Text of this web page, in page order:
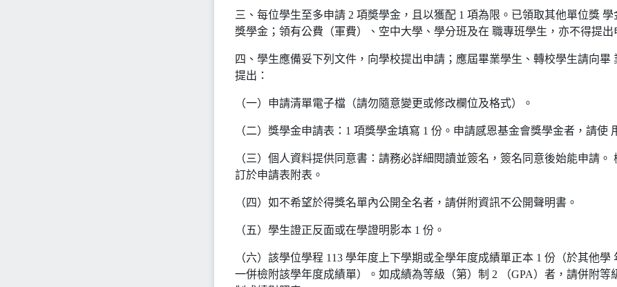
三、每位學生至多申請 2 項奬學金，且以獲配 1 項為限。已領取其他單位獎
獎學金；領有公費（軍費）、空中大學、學分班及在 職專班學生，亦不得提出
四、學生應備妥下列文件，向學校提出申請；應屆畢業學生、轉校學生請向畢
提出：
（一）申請清單電子檔（請勿隨意變更或修改欄位及格式）。
（二）獎學金申請表：1 項獎學金填寫 1 份。申請感恩基金會獎學金者，請使
（三）個人資料提供同意書：請務必詳細閱讀並簽名，簽名同意後始能申請。
訂於申請表附表。
（四）如不希望於得獎名單內公開全名者，請併附資訊不公開聲明書。
（五）學生證正反面或在學證明影本 1 份。
（六）該學位學程 113 學年度上下學期或全學年度成績單正本 1 份（於其他學
一併檢附該學年度成績單）。如成績為等級（第）制 2 （GPA）者，請併附等